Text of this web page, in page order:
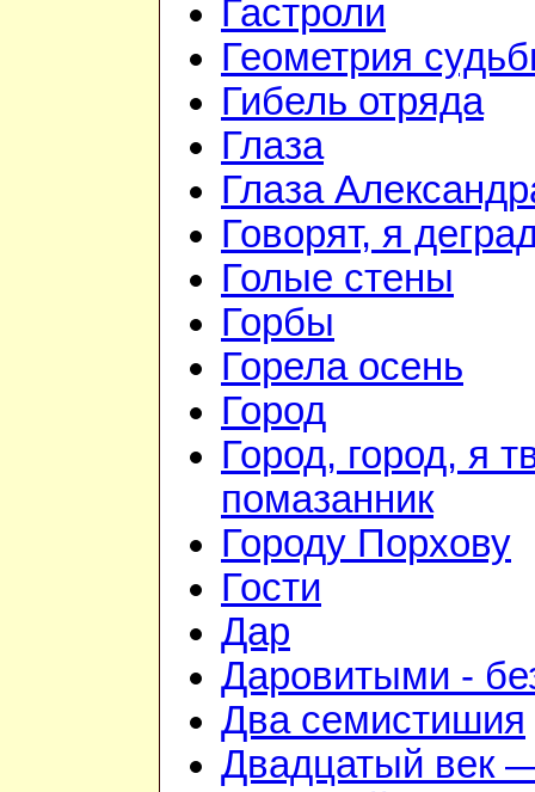
Гастроли
Геометрия
Гибель отряда
Глаза
Глаза
Говорят, я
Голые стены
Горбы
Горела осень
Город
Город, город, я
помазанник
Городу Порхову
Гости
Дар
Даровитыми -
Два семистишия
Двадцатый век